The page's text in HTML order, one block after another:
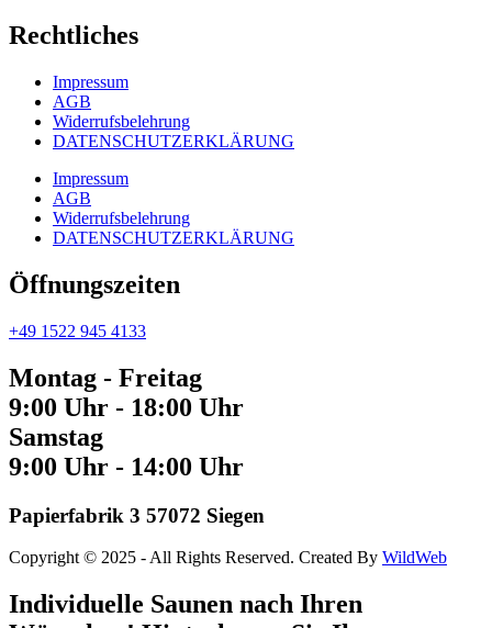
Rechtliches
Impressum
AGB
Widerrufsbelehrung
DATENSCHUTZERKLÄRUNG
Impressum
AGB
Widerrufsbelehrung
DATENSCHUTZERKLÄRUNG
Öffnungszeiten
+49 1522 945 4133
Montag - Freitag
9:00 Uhr - 18:00 Uhr
Samstag
9:00 Uhr - 14:00 Uhr
Papierfabrik 3 57072 Siegen
Copyright © 2025 - All Rights Reserved. Created By WildWeb
Individuelle Saunen nach Ihren